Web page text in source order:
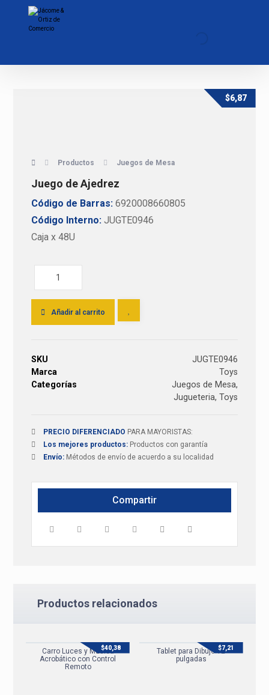
Productos Juegos de Mesa
Juego de Ajedrez
$6,87
Código de Barras: 6920008660805
Código Interno: JUGTE0946
Caja x 48U
Añadir al carrito
SKU
JUGTE0946
Marca
Toys
Categorías
Juegos de Mesa,
Jugueteria, Toys
PRECIO DIFERENCIADO PARA MAYORISTAS:
Los mejores productos: Productos con garantía
Envío: Métodos de envío de acuerdo a su localidad
Productos relacionados
Carro Luces y Música
Acrobático con Control
Remoto
$40,38
Tablet para Dibujo 12
pulgadas
$7,21